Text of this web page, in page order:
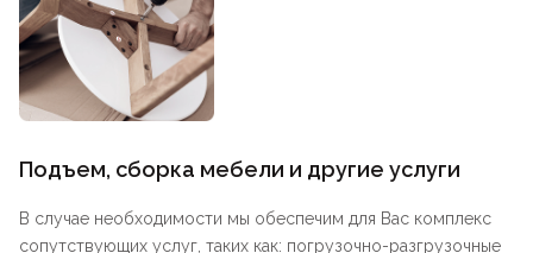
Подъем, сборка мебели и другие услуги
В случае необходимости мы обеспечим для Вас комплекс
сопутствующих услуг, таких как: погрузочно-разгрузочные